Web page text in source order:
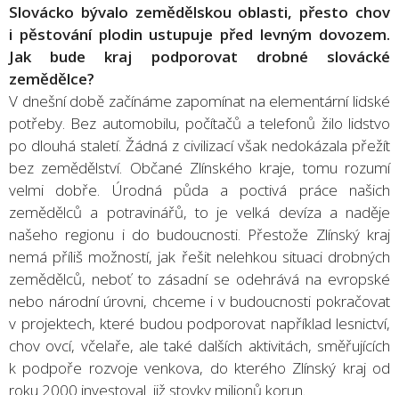
Slovácko bývalo zemědělskou oblasti, přesto chov
i pěstování plodin ustupuje před levným dovozem.
Jak bude kraj podporovat drobné slovácké
zemědělce?
V dnešní době začínáme zapomínat na elementární lidské
potřeby. Bez automobilu, počítačů a telefonů žilo lidstvo
po dlouhá staletí. Žádná z civilizací však nedokázala přežít
bez zemědělství. Občané Zlínského kraje, tomu rozumí
velmi dobře. Úrodná půda a poctivá práce našich
zemědělců a potravinářů, to je velká devíza a naděje
našeho regionu i do budoucnosti. Přestože Zlínský kraj
nemá příliš možností, jak řešit nelehkou situaci drobných
zemědělců, neboť to zásadní se odehrává na evropské
nebo národní úrovni, chceme i v budoucnosti pokračovat
v projektech, které budou podporovat například lesnictví,
chov ovcí, včelaře, ale také dalších aktivitách, směřujících
k podpoře rozvoje venkova, do kterého Zlínský kraj od
roku 2000 investoval již stovky milionů korun.